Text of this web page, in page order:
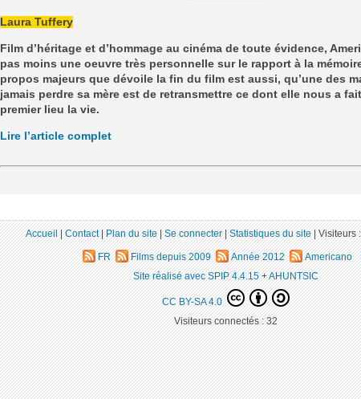
Laura Tuffery
Film d’héritage et d’hommage au cinéma de toute évidence,
pas moins une oeuvre très personnelle sur le rapport à la
propos majeurs que dévoile la fin du film est aussi, qu’une des
jamais perdre sa mère est de retransmettre ce dont elle nous a
premier lieu la vie.
Lire l’article complet
Accueil|Contact|Plan du site|Se connecter|Statistiques du site|Visiteurs
FR Films depuis 2009 Année 2012 Americano
Site réalisé avec SPIP 4.4.15+AHUNTSIC
CC BY-SA 4.0
Visiteurs connectés :32